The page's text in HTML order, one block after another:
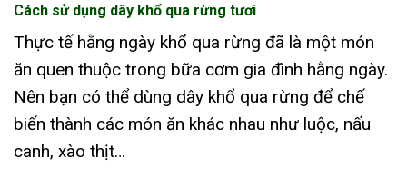
Cách sử dụng dây khổ qua rừng tươi
Thực tế hằng ngày khổ qua rừng đã là một món
ăn quen thuộc trong bữa cơm gia đình hằng ngày.
Nên bạn có thể dùng dây khổ qua rừng để chế
biến thành các món ăn khác nhau như luộc, nấu
canh, xào thịt…